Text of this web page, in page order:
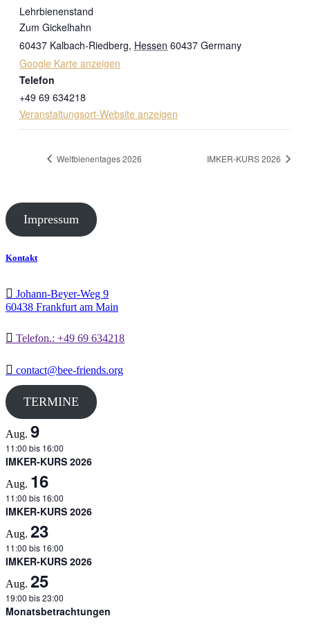
Lehrbienenstand
Zum Gickelhahn
60437 Kalbach-Riedberg, Hessen 60437 Germany
Google Karte anzeigen
Telefon
+49 69 634218
Veranstaltungsort-Website anzeigen
Weltbienentages 2026 IMKER-KURS 2026
Impressum
Kontakt
Johann-Beyer-Weg 9
60438 Frankfurt am Main
Telefon.: +49 69 634218
contact@bee-friends.org
TERMINE
Aug. 9
11:00 bis 16:00
IMKER-KURS 2026
Aug. 16
11:00 bis 16:00
IMKER-KURS 2026
Aug. 23
11:00 bis 16:00
IMKER-KURS 2026
Aug. 25
19:00 bis23:00
Monatsbetrachtungen